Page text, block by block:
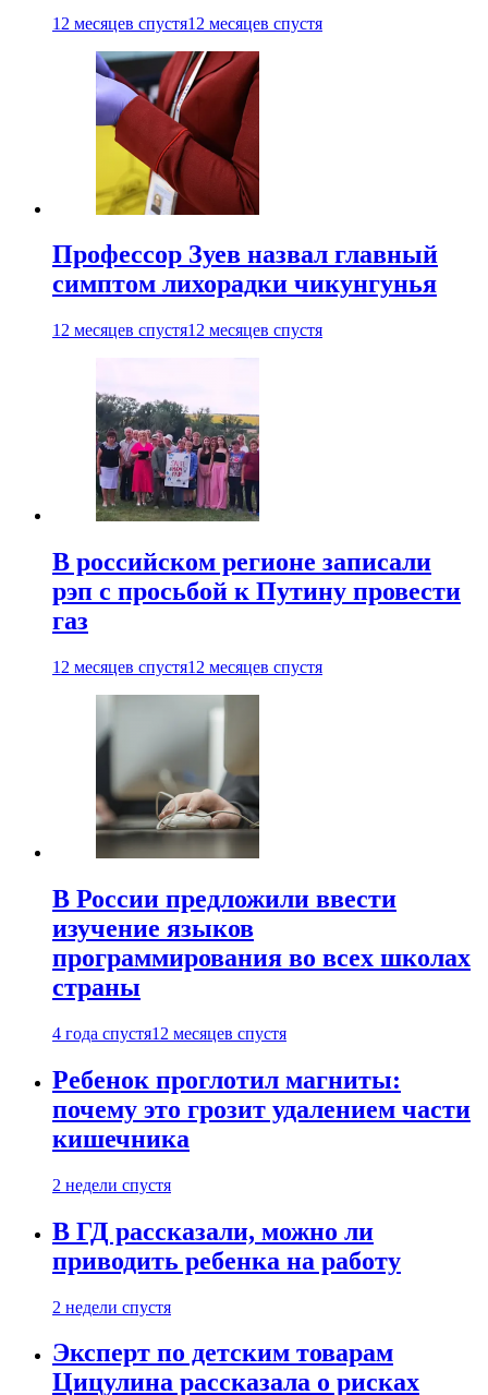
12 месяцев спустя12 месяцев спустя
Профессор Зуев назвал главный
симптом лихорадки чикунгунья
12 месяцев спустя12 месяцев спустя
В российском регионе записали
рэп с просьбой к Путину провести
газ
12 месяцев спустя12 месяцев спустя
В России предложили ввести
изучение языков
программирования во всех школах
страны
4 года спустя12 месяцев спустя
Ребенок проглотил магниты:
почему это грозит удалением части
кишечника
2 недели спустя
В ГД рассказали, можно ли
приводить ребенка на работу
2 недели спустя
Эксперт по детским товарам
Цицулина рассказала о рисках